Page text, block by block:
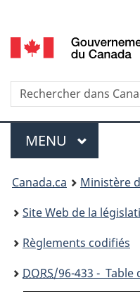
selection
Recherche
Menu
MENU PRINCIPAL
You
are
here:
Canada.ca
Ministère
Site Web de la
Règlements codifiés
DORS/96-433 - Table